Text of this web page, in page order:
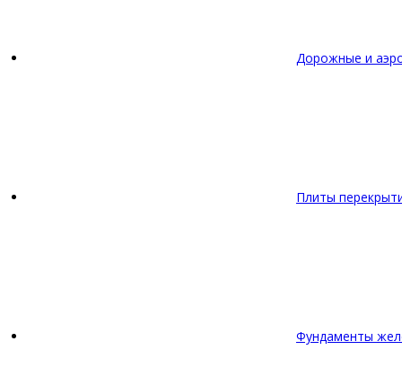
Дорожные и
Плиты
Фундаменты